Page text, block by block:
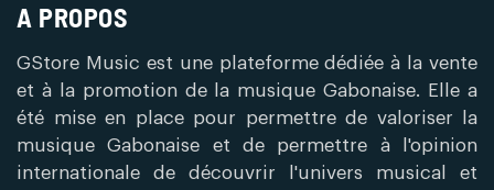
A PROPOS
GStore Music est une plateforme dédiée à la vente
et à la promotion de la musique Gabonaise. Elle a
été mise en place pour permettre de valoriser la
musique Gabonaise et de permettre à l'opinion
internationale de découvrir l'univers musical et